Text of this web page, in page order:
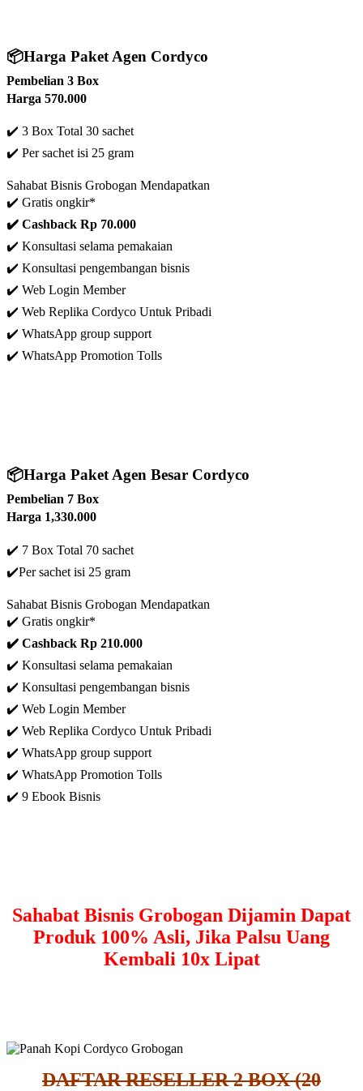
📦Harga Paket Agen Cordyco
Pembelian 3 Box
Harga 570.000
✔️ 3 Box Total 30 sachet
✔️ Per sachet isi 25 gram
Sahabat Bisnis Grobogan Mendapatkan
✔️ Gratis ongkir*
✔️ Cashback Rp 70.000
✔️ Konsultasi selama pemakaian
✔️ Konsultasi pengembangan bisnis
✔️ Web Login Member
✔️ Web Replika Cordyco Untuk Pribadi
✔️ WhatsApp group support
✔️ WhatsApp Promotion Tolls
📦Harga Paket Agen Besar Cordyco
Pembelian 7 Box
Harga 1,330.000
✔️ 7 Box Total 70 sachet
✔️Per sachet isi 25 gram
Sahabat Bisnis Grobogan Mendapatkan
✔️ Gratis ongkir*
✔️ Cashback Rp 210.000
✔️ Konsultasi selama pemakaian
✔️ Konsultasi pengembangan bisnis
✔️ Web Login Member
✔️ Web Replika Cordyco Untuk Pribadi
✔️ WhatsApp group support
✔️ WhatsApp Promotion Tolls
✔️ 9 Ebook Bisnis
Sahabat Bisnis Grobogan Dijamin Dapat
Produk 100% Asli, Jika Palsu Uang
Kembali 10x Lipat
DAFTAR RESELLER 2 BOX (20